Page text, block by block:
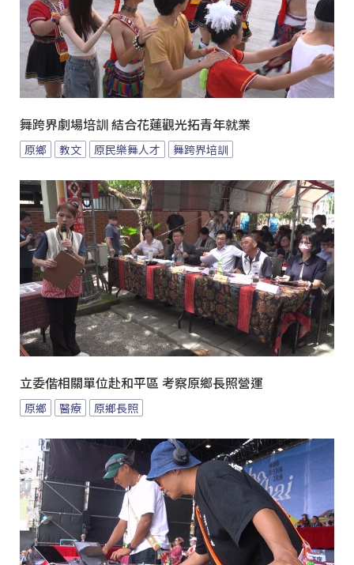
舞跨界劇場培訓 結合花蓮觀光拓青年就業
原鄉 教文 原民樂舞人才 舞跨界培訓
立委偕相關單位赴和平區 考察原鄉長照營運
原鄉 醫療 原鄉長照